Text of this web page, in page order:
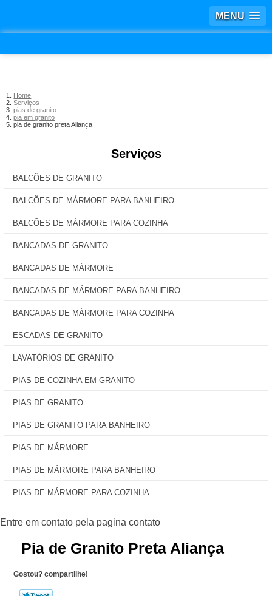
MENU
Home
Serviços
pias de granito
pia em granito
pia de granito preta Aliança
Serviços
BALCÕES DE GRANITO
BALCÕES DE MÁRMORE PARA BANHEIRO
BALCÕES DE MÁRMORE PARA COZINHA
BANCADAS DE GRANITO
BANCADAS DE MÁRMORE
BANCADAS DE MÁRMORE PARA BANHEIRO
BANCADAS DE MÁRMORE PARA COZINHA
ESCADAS DE GRANITO
LAVATÓRIOS DE GRANITO
PIAS DE COZINHA EM GRANITO
PIAS DE GRANITO
PIAS DE GRANITO PARA BANHEIRO
PIAS DE MÁRMORE
PIAS DE MÁRMORE PARA BANHEIRO
PIAS DE MÁRMORE PARA COZINHA
Pia de Granito Preta Aliança
Gostou? compartilhe!